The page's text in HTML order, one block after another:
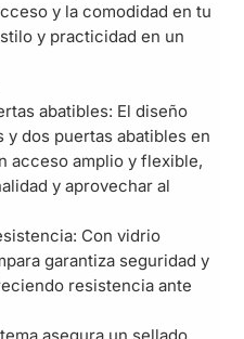
y la comodidad en tu
y practicidad en un
abatibles: El diseño
dos puertas abatibles en
acceso amplio y flexible,
y aprovechar al
Con vidrio
garantiza seguridad y
resistencia ante